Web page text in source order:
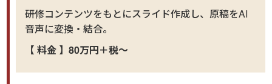
研修コンテンツをもとにスライド作成し、原稿をAI
音声に変換・結合。
【 料金 】80万円＋税～